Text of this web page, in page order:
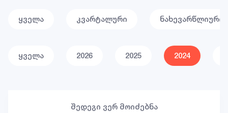
ყველა კვარტალური ნახევარწლიური
ყველა 2026 2025 2024
შედეგი ვერ მოიძებნა